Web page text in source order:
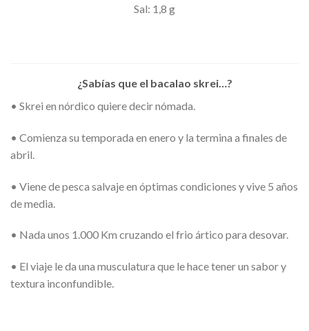
Sal: 1,8 g
¿Sabías que el bacalao skrei…?
• Skrei en nórdico quiere decir nómada.
• Comienza su temporada en enero y la termina a finales de
abril.
• Viene de pesca salvaje en óptimas condiciones y vive 5 años
de media.
• Nada unos 1.000 Km cruzando el frio ártico para desovar.
• El viaje le da una musculatura que le hace tener un sabor y
textura inconfundible.